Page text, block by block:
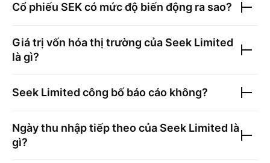
Cổ phiếu SEKcó mức độ biến động ra sao?
Giá trị vốn hóa thị trường của Seek Limited
là gì?
Seek Limited công bố báo cáo không?
Ngày thu nhập tiếp theo của Seek Limited là
gì?